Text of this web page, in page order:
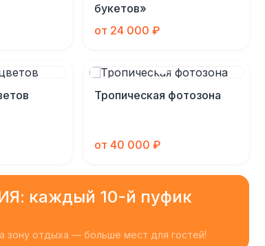
букетов»
от 24 000 ₽
Тропическая фотозона
от 40 000 ₽
каждый 10-й пуфик
зону отдыха — больше мест для гостей!